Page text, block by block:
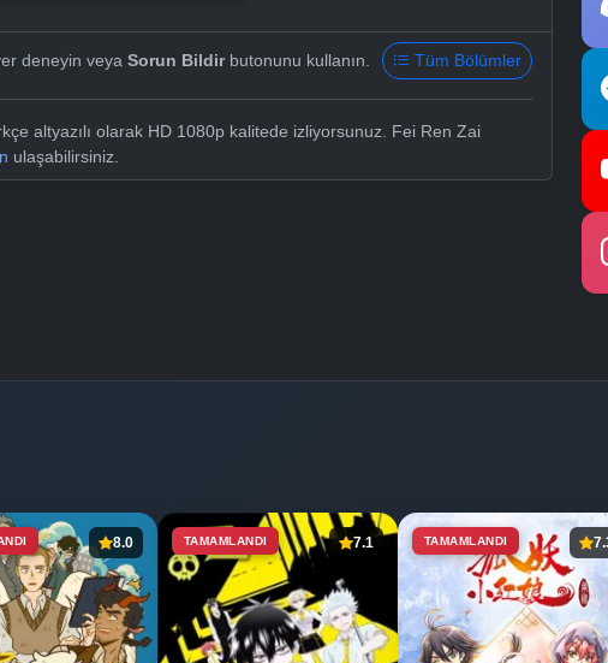
deneyin veya Sorun Bildirbutonunu kullanın. Tüm Bölümler
altyazılı olarak HD 1080p kalitede izliyorsunuz. Fei Ren Zai
ulaşabilirsiniz.
8.0 TAMAMLANDI 7.1 TAMAMLANDI